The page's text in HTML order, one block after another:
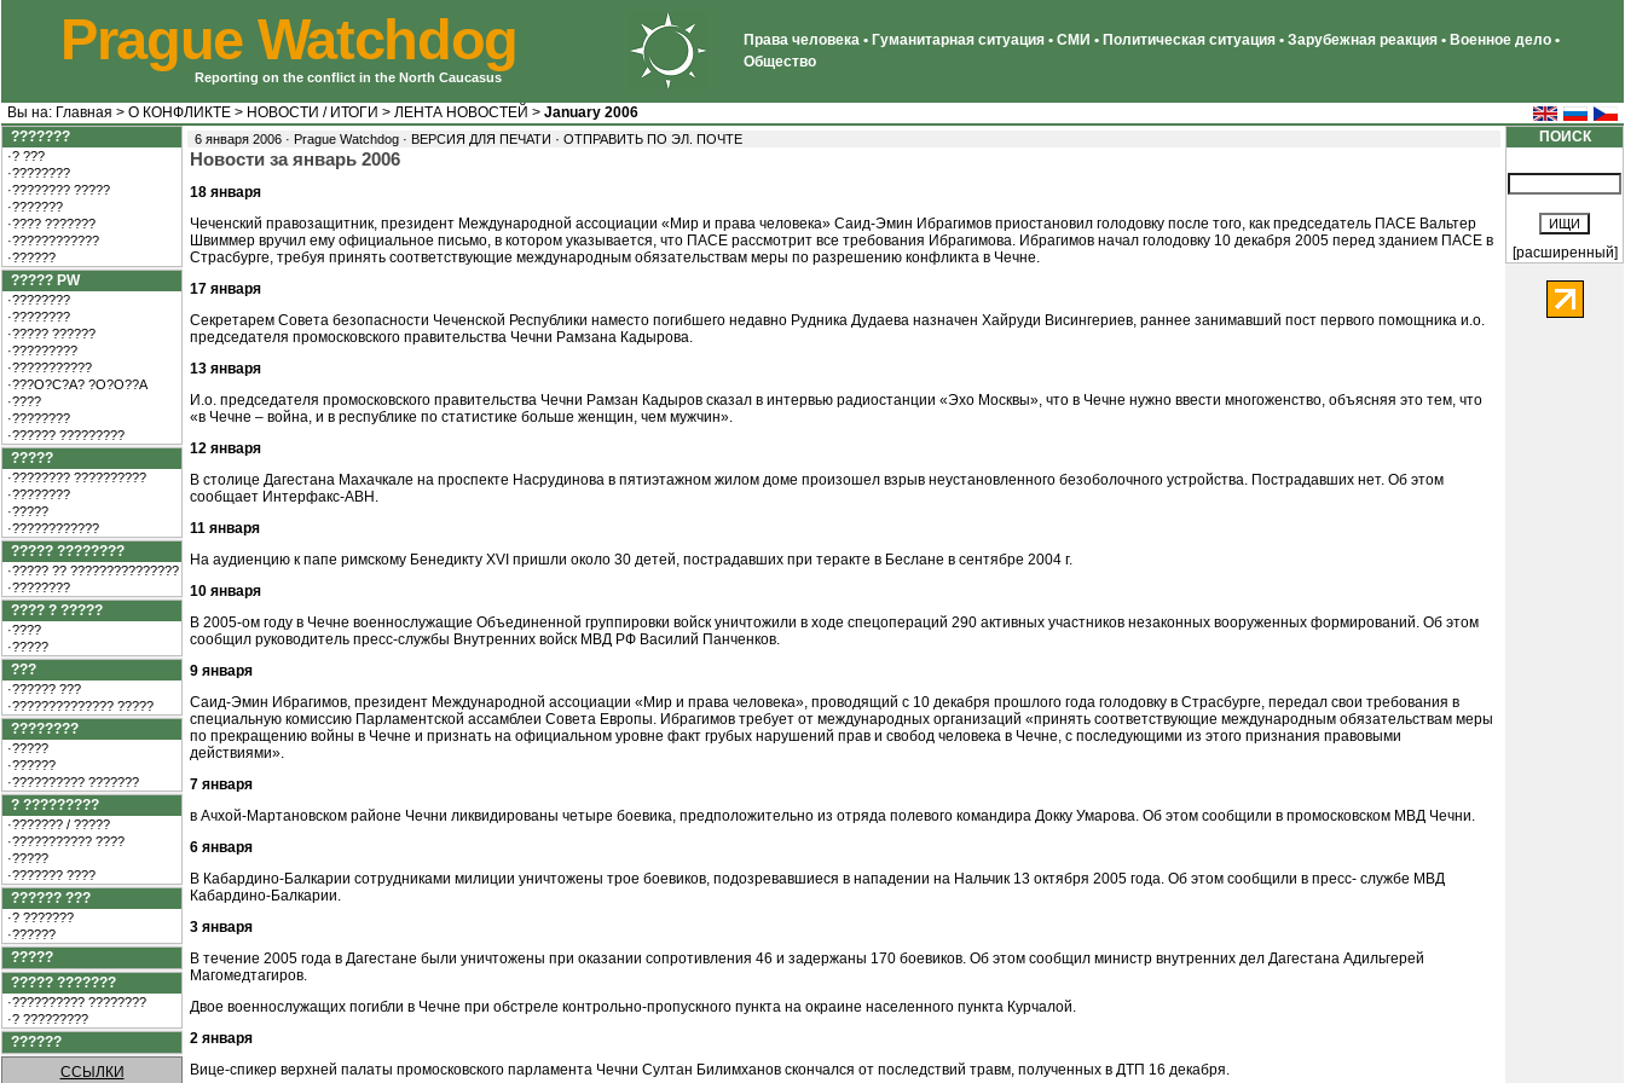
Prague Watchdog
Reporting on the conflict in the North Caucasus
Права человека • Гуманитарная ситуация • СМИ • Политическая ситуация • Зарубежная реакция • Военное дело •
Общество
Вы на: Главная > О КОНФЛИКТЕ > НОВОСТИ / ИТОГИ > ЛЕНТА НОВОСТЕЙ > January 2006
???????
·? ???
·????????
·???????? ?????
·???????
·???? ???????
·????????????
·??????
????? PW
·????????
·????????
·????? ??????
·?????????
·???????????
·???O?C?A? ?O?O??A
·????
·????????
·?????? ?????????
?????
·???????? ??????????
·????????
·?????
·????????????
????? ????????
·????? ?? ???????????????
·????????
???? ? ?????
·????
·?????
???
·?????? ???
·?????????????? ?????
????????
·?????
·??????
·?????????? ???????
? ?????????
·??????? / ?????
·??????????? ????
·?????
·??????? ????
?????? ???
·? ???????
·??????
?????
????? ???????
·?????????? ????????
·? ?????????
??????
ССЫЛКИ
6 января 2006 · Prague Watchdog · ВЕРСИЯ ДЛЯ ПЕЧАТИ · ОТПРАВИТЬ ПО ЭЛ. ПОЧТЕ
Новости за январь 2006
18 января
Чеченский правозащитник, президент Международной ассоциации «Мир и права человека» Саид-Эмин Ибрагимов приостановил голодовку после того, как председатель ПАСЕ Вальтер
Швиммер вручил ему официальное письмо, в котором указывается, что ПАСЕ рассмотрит все требования Ибрагимова. Ибрагимов начал голодовку 10 декабря 2005 перед зданием ПАСЕ в
Страсбурге, требуя принять соответствующие международным обязательствам меры по разрешению конфликта в Чечне.
17 января
Секретарем Совета безопасности Чеченской Республики наместо погибшего недавно Рудника Дудаева назначен Хайруди Висингериев, раннее занимавший пост первого помощника и.о.
председателя промосковского правительства Чечни Рамзана Кадырова.
13 января
И.о. председателя промосковского правительства Чечни Рамзан Кадыров сказал в интервью радиостанции «Эхо Москвы», что в Чечне нужно ввести многоженство, объясняя это тем, что
«в Чечне – война, и в республике по статистике больше женщин, чем мужчин».
12 января
В столице Дагестана Махачкале на проспекте Насрудинова в пятиэтажном жилом доме произошел взрыв неустановленного безоболочного устройства. Пострадавших нет. Об этом
сообщает Интерфакс-АВН.
11 января
На аудиенцию к папе римскому Бенедикту XVI пришли около 30 детей, пострадавших при теракте в Беслане в сентябре 2004 г.
10 января
В 2005-ом году в Чечне военнослужащие Объединенной группировки войск уничтожили в ходе спецопераций 290 активных участников незаконных вооруженных формирований. Об этом
сообщил руководитель пресс-службы Внутренних войск МВД РФ Василий Панченков.
9 января
Саид-Эмин Ибрагимов, президент Международной ассоциации «Мир и права человека», проводящий с 10 декабря прошлого года голодовку в Страсбурге, передал свои требования в
специальную комиссию Парламентской ассамблеи Совета Европы. Ибрагимов требует от международных организаций «принять соответствующие международным обязательствам меры
по прекращению войны в Чечне и признать на официальном уровне факт грубых нарушений прав и свобод человека в Чечне, с последующими из этого признания правовыми
действиями».
7 января
в Ачхой-Мартановском районе Чечни ликвидированы четыре боевика, предположительно из отряда полевого командира Докку Умарова. Об этом сообщили в промосковском МВД Чечни.
6 января
В Кабардино-Балкарии сотрудниками милиции уничтожены трое боевиков, подозревавшиеся в нападении на Нальчик 13 октября 2005 года. Об этом сообщили в пресс- службе МВД
Кабардино-Балкарии.
3 января
В течение 2005 года в Дагестане были уничтожены при оказании сопротивления 46 и задержаны 170 боевиков. Об этом сообщил министр внутренних дел Дагестана Адильгерей
Магомедтагиров.
Двое военнослужащих погибли в Чечне при обстреле контрольно-пропускного пункта на окраине населенного пункта Курчалой.
2 января
Вице-спикер верхней палаты промосковского парламента Чечни Султан Билимханов скончался от последствий травм, полученных в ДТП 16 декабря.
ПОИСК
[расширенный]